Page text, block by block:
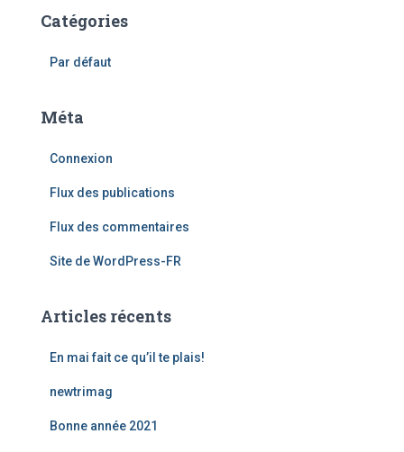
Catégories
Par défaut
Méta
Connexion
Flux des publications
Flux des commentaires
Site de WordPress-FR
Articles récents
En mai fait ce qu’il te plais!
newtrimag
Bonne année 2021